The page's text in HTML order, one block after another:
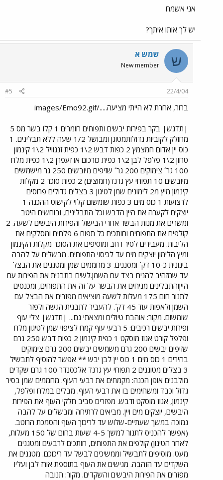
אני אשמח
יש לך אותו איתך?
ש שמש א
New member
22/4/04
#5
ברור, אחרת לא הייתי מציעה...../images/Emo92.gif
|תדגש| בקר בפירות יבשים ותפוחים חומרים 1 קלו בשר מס 5
מחולק לקוביות גדולותמטוגן ומבושל 1/2 שעה ללא תבלינים. 1
כוס יין אדום חמצמץ 2 כפות דבש 2\1 כפית זנגוויל 2\1 קינמון
טחון 2\1 פלפל לבן 2\1 כפית כורכום או זעפרן 2\1 כפית מלח
100 גר´ צימוקים 200 גר´ שזיפים מיובשים 250 גר מישמשים
מיובשים 10 תפוחי עץ גרנד(חמוצים) 2 כפות סוכר 2 מקלות
קינמון מיץ מ2 לימונים שמן לטיגון 3 בצלים גדולים פרוסים
לרצועות 1 כוס מים 3 כפות שומשום קלוי לקישוט ההכנה 1
יוצקים לקערה את היין הדבש וכל התבלינים, ובוחשים היטב
ומשרים את מנות הבשר אחרי הבישול והפירות היבשים לשעה. 2
קולפים את התפוחים וחותכים כל תפוח 6 פלחים ומסלקים את
הליבות. מעבירים לסיר רחב ומוסיפים את הסוכר מקלות הקינמון
ומיץ הלימון יוצקים מים עד לכיסוי התפוחים. מבשלים על להבה
בינונית כ-10 דק´ ומסננים. 3 מחממים שמן ומטגנים את הבצל
עד שמזהיב להניח בצד עם השמן.לשים בתבנית את הפירות עם
הייןוהתבלינים מניחים את הבשר על זה את התפוחים, ומכנסים
לתנור חום 175 מעלות לשעה מוציאים מפזרים את הבצל עם
השמן ולאפות עוד 45 דק´. להעביר לתבנית הגשה ולפזר
שומשום. מקור: אוהבת טיולים ומצאתי גם... |תדגש| צלי עוף
ופירות יבשים רכיבים: 5 רבעי עוף קמח לציפוי שמן לטיגון מלח
ופלפל קורט אגוז מוסקט 1 כפית קינמון 2 כפות דבש 250 גרם
שזיפים יבשים 200 גרם משמשים יבשים 200 גרם צימוקים
בהירים 1 כוס מים 1 כוס יין לבן יבש ** אפשר להוסיף לתבשיל
3 בצלים מטוגנים 2 תפוחי עץ גרנד אלכסנדר 100 גרם שקדים
מולבנים אופן הכנה: מקמחים את רבעי העוף. מחממים שמן בסיר
גדול וכבד ומשחימים בו את רבעי העוף. מבלים במלח ופלפל,
קינמון, אגוז מוסקט ודבש. מפזרים סביב חלקי העוף את הפירות
היבשים, יוצקים מים ויין. מביאים לרתיחה ומבשלים על להבה
נמוכה במשך שעתיים-שלוש עד לריכוך העוף והסמכת הרוטב.
(אפשר להכניס לתנור למשך 4-5 שעות בחום של 150 מעלות,
לאחר הטיגון) קולפים את התפוחים, חותכים לרבעים ומטגנים
מעט. מוסיפים לתבשיל וממשיכים לבשל עד ריכוכם. מטגנים את
השקדים עד הזהבה. מגישים את העוף בתוספת אורז לבן ועליו
מפזרים את הפירות היבשים והשקדים. מקור: תנובה